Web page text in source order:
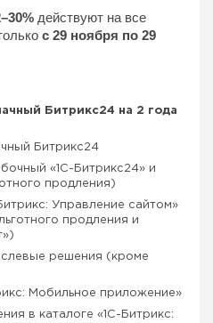
действуют на все
с 29 ноября по 29
Битрикс24 на 2 года
Битрикс24
«1C-Битрикс24» и
продления)
Управление сайтом»
продления и
решения (кроме
Мобильное приложение»
в каталоге «1С-Битрикс: